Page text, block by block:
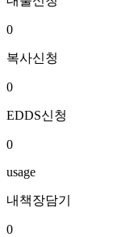
0
복사신청
0
EDDS신청
0
usage
내책장담기
0